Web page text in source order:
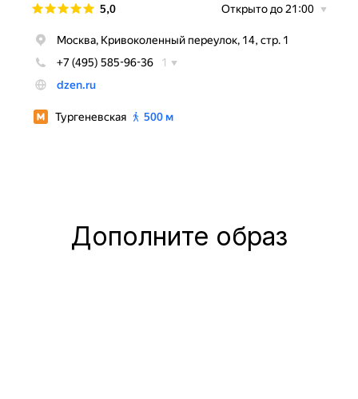
Дополните образ